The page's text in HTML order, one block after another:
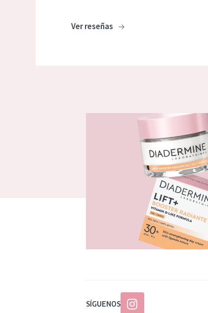
Ver reseñas
SÍGUENOS